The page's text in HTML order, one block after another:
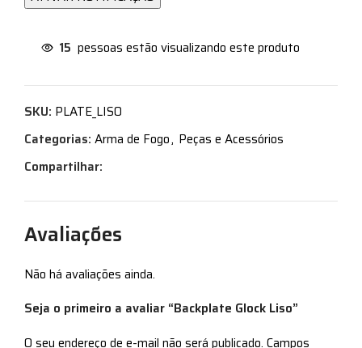
15 pessoas estão visualizando este produto
SKU: PLATE_LISO
Categorias: Arma de Fogo, Peças e Acessórios
Compartilhar:
Avaliações
Não há avaliações ainda.
Seja o primeiro a avaliar “Backplate Glock Liso”
O seu endereço de e-mail não será publicado. Campos